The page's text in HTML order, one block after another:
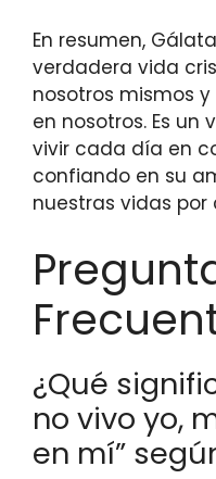
En resumen,
verdadera vida
nosotros mismos
en nosotros. Es un
vivir cada día en
confiando en su
nuestras vidas por
¿Qué
no vivo yo,
en mí”